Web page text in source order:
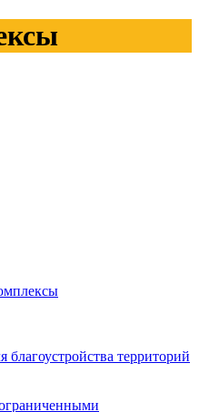
благоустройства территорий